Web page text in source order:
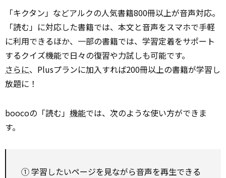
「キクタン」などアルクの人気書籍800冊以上が音声対応。
「読む」に対応した書籍では、本文と音声をスマホで手軽
に利用できるほか、一部の書籍では、学習定着をサポート
するクイズ機能で日々の復習や力試しも可能です。
さらに、Plusプランに加入すれば200冊以上の書籍が学習し
放題に！
boocoの「読む」 機能では、次のような使い方ができま
す。
① 学習したいページを見ながら音声を再生できる